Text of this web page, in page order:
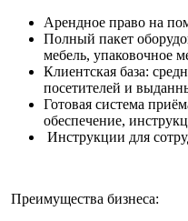
Арендное право на
Полный пакет
мебель, упаковочное
Клиентская база:
посетителей и
Готовая система
обеспечение,
Инструкции для
Преимущества бизнеса: